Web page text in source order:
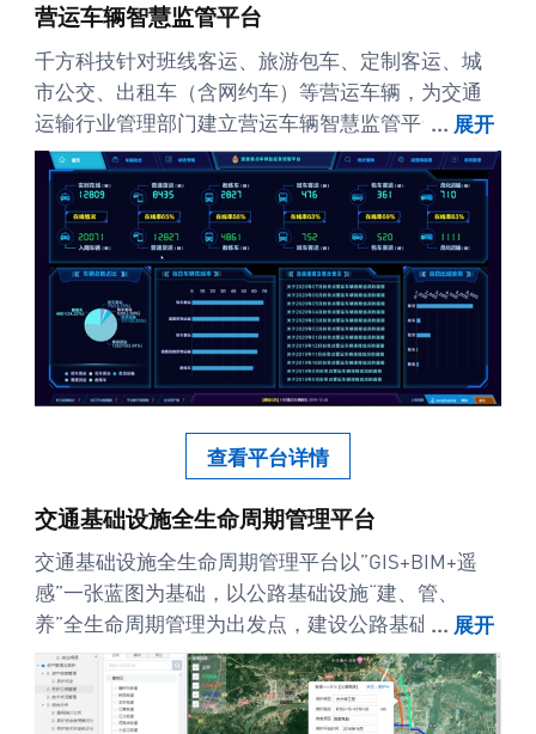
营运车辆智慧监管平台
千方科技针对班线客运、旅游包车、定制客运、城
市公交、出租车（含网约车）等营运车辆，为交通
运输行业管理部门建立营运车辆智慧监管平台，平
台包含“动态监管”、“运输管理”、“安全应急”、“企业
安全检查”、“量化评估与画像分析”以及“决策支
持”等功能，满足行业对营运车辆的动态监管要求；
利用视频监控体系资源，实现公交车辆、出租车
（含网约车）的调度功能，监测出租车的异常聚
集，增强联动应急处置；利用大数据分析，对定制
客运、城市公交的线网进行制定、优化；向出租车
司机推送热点区域的车辆需求情况、每小时发车
数、预计等待时间、预估车费等信息，帮助出租网
约行业提升营收，满足重点区域运力需求。
... 展开
查看平台详情
交通基础设施全生命周期管理平台
交通基础设施全生命周期管理平台以”GIS+BIM+遥
感”一张蓝图为基础，以公路基础设施“建、管、
养”全生命周期管理为出发点，建设公路基础设施“管
理与维护能力、故障应急响应能力、运维科学决策
能力、养护科学决策能力”四大核心能力，全面提升
公路基础设施建设、管理、养护等全要素、全周期
... 展开